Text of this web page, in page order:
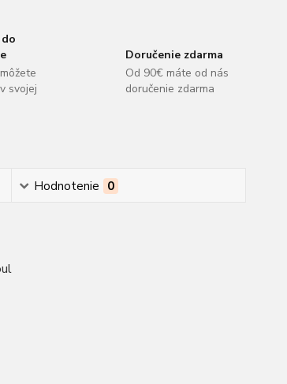
svojej
Doručenie zdarma
Od 90€ máte od nás
doručenie zdarma
Hodnotenie 0